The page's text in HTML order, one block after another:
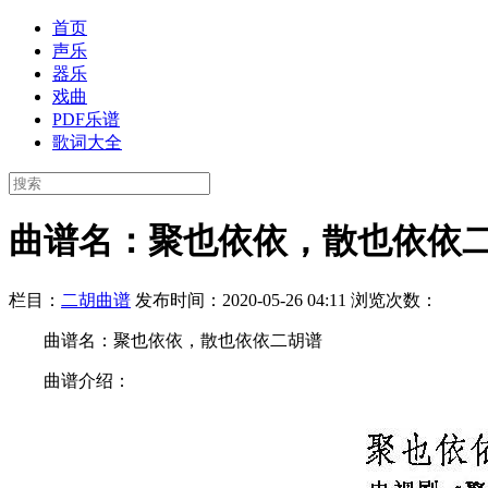
首页
声乐
器乐
戏曲
PDF乐谱
歌词大全
曲谱名：聚也依依，散也依依
栏目： 二胡曲谱 发布时间：2020-05-26 04:11 浏览次数：
曲谱名：聚也依依，散也依依二胡谱
曲谱介绍：